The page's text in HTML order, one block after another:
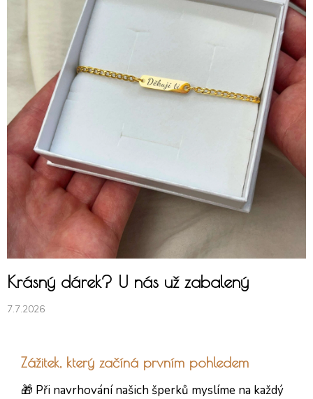
Krásný dárek? U nás už zabalený
7.7.2026
Zážitek, který začíná prvním pohledem
🎁 Při navrhování našich šperků myslíme na každý